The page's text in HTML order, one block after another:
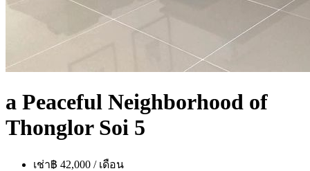
a Peaceful Neighborhood of
Thonglor Soi 5
เช่า฿ 42,000 / เดือน